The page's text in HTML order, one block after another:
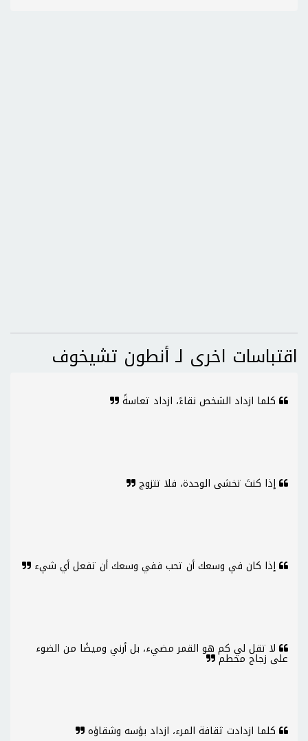
اقتباسات اخرى لـ أنطون تشيخوف
كلما ازداد الشخص نقاءً، ازداد تعاسةً
إذا كنتَ تخشى الوحدة، فلا تتزوج
إذا كان في وسعك أن تحب ففي وسعك أن تفعل أي شيء
لا تقل لي كم هو القمر مضيء، بل أرني وميضًا من الضوء
على زجاج محطم
كلما ازدادت ثقافة المرء، ازداد بؤسه وشقاؤه